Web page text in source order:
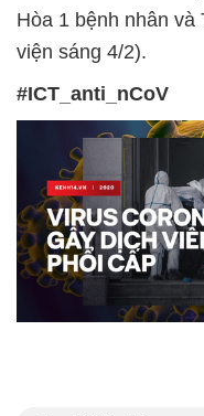
Hòa 1 bệnh nhân và
viện sáng 4/2).
#ICT_anti_nCoV